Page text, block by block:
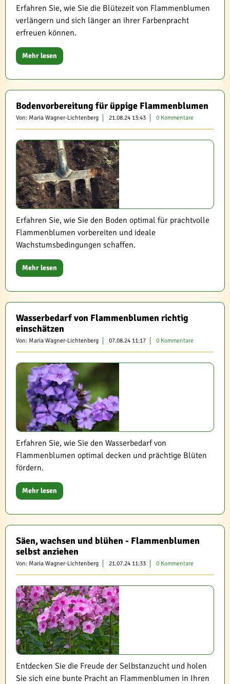
Erfahren Sie, wie Sie die Blütezeit von Flammenblumen
verlängern und sich länger an ihrer Farbenpracht
erfreuen können.
Mehr lesen
Bodenvorbereitung für üppige Flammenblumen
Von: Maria Wagner-Lichtenberg 21.08.24 13:43 0 Kommentare
Erfahren Sie, wie Sie den Boden optimal für prachtvolle
Flammenblumen vorbereiten und ideale
Wachstumsbedingungen schaffen.
Mehr lesen
Wasserbedarf von Flammenblumen richtig
einschätzen
Von: Maria Wagner-Lichtenberg 07.08.24 11:17 0 Kommentare
Erfahren Sie, wie Sie den Wasserbedarf von
Flammenblumen optimal decken und prächtige Blüten
fördern.
Mehr lesen
Säen, wachsen und blühen - Flammenblumen
selbst anziehen
Von: Maria Wagner-Lichtenberg 21.07.24 11:33 0 Kommentare
Entdecken Sie die Freude der Selbstanzucht und holen
Sie sich eine bunte Pracht an Flammenblumen in Ihren